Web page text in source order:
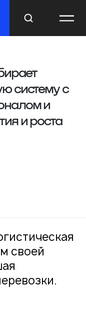
систему с
и
и роста
своей